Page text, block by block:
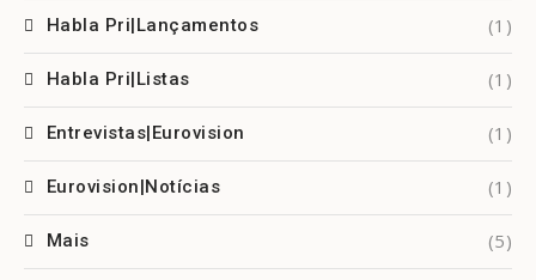
Habla Pri|Lançamentos (1)
Habla Pri|Listas (1)
Entrevistas|Eurovision (1)
Eurovision|Notícias (1)
Mais (5)